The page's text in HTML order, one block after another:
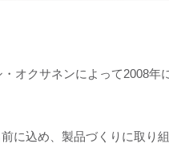
オクサネンによって2008年
に込め、製品づくりに取り組